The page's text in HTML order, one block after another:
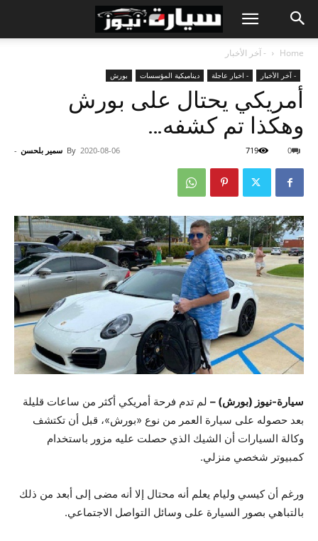
Home - آخر الأخبار
- آخر الأخبار - اخبار عاجلة ديناميكية المؤسسات بورش
أمريكي يحتال على بورش
وهكذا تم كشفه…
By سمير بلحسن - 2020-08-06 0
719
سيارة-نيوز (بورش) – لم تدم فرحة أمريكي أكثر من ساعات قليلة
بعد حصوله على سيارة العمر من نوع «بورش»، قبل أن تكتشف
وكالة السيارات أن الشيك الذي حصلت عليه مزور باستخدام
كمبيوتر شخصي منزلي.
ورغم أن كيسي وليام يعلم أنه محتال إلا أنه مضى إلى أبعد من ذلك
بالتباهي بصور السيارة على وسائل التواصل الاجتماعي.